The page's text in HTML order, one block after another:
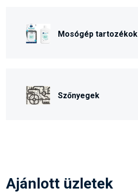
Mosógép tartozékok
Szőnyegek
Ajánlott üzletek